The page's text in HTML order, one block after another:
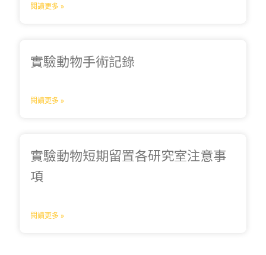
閱讀更多 »
實驗動物手術記錄
閱讀更多 »
實驗動物短期留置各研究室注意事
項
閱讀更多 »